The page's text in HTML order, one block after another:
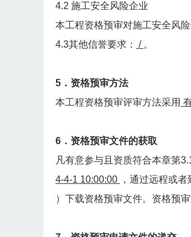
4.2 施工安全风险企业
本工程资格预审对施工安全风
4.3其他信誉要求：
/ 。
5．资格预审方法
本工程资格预审评审方法采用
6．资格预审文件的获取
凡有意参与且资质符合本章第
4-4-1 10:00:00
，通过远程或
）下载资格预审文件。资格预